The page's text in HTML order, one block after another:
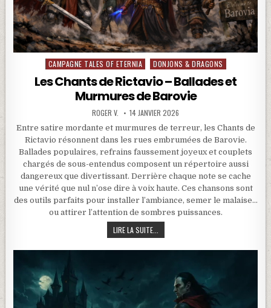
Posted in
CAMPAGNE TALES OF ETERNIA DONJONS & DRAGONS
Les Chants de Rictavio – Ballades et
Murmures de Barovie
ROGER V. 14 JANVIER 2026
Entre satire mordante et murmures de terreur, les Chants de
Rictavio résonnent dans les rues embrumées de Barovie.
Ballades populaires, refrains faussement joyeux et couplets
chargés de sous-entendus composent un répertoire aussi
dangereux que divertissant. Derrière chaque note se cache
une vérité que nul n’ose dire à voix haute. Ces chansons sont
des outils parfaits pour installer l’ambiance, semer le malaise…
ou attirer l’attention de sombres puissances.
LIRE LA SUITE...